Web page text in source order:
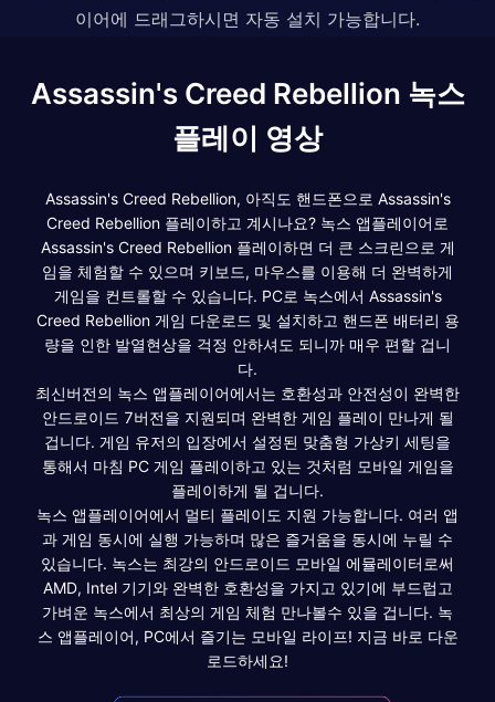
이어에 드래그하시면 자동 설치 가능합니다.
Assassin's Creed Rebellion 녹스
플레이 영상
Assassin's Creed Rebellion, 아직도 핸드폰으로 Assassin's
Creed Rebellion 플레이하고 계시나요? 녹스 앱플레이어로
Assassin's Creed Rebellion 플레이하면 더 큰 스크린으로 게
임을 체험할 수 있으며 키보드, 마우스를 이용해 더 완벽하게
게임을 컨트롤할 수 있습니다. PC로 녹스에서 Assassin's
Creed Rebellion 게임 다운로드 및 설치하고 핸드폰 배터리 용
량을 인한 발열현상을 걱정 안하셔도 되니까 매우 편할 겁니
다.
최신버전의 녹스 앱플레이어에서는 호환성과 안전성이 완벽한
안드로이드 7버전을 지원되며 완벽한 게임 플레이 만나게 될
겁니다. 게임 유저의 입장에서 설정된 맞춤형 가상키 세팅을
통해서 마침 PC 게임 플레이하고 있는 것처럼 모바일 게임을
플레이하게 될 겁니다.
녹스 앱플레이어에서 멀티 플레이도 지원 가능합니다. 여러 앱
과 게임 동시에 실행 가능하며 많은 즐거움을 동시에 누릴 수
있습니다. 녹스는 최강의 안드로이드 모바일 에뮬레이터로써
AMD, Intel 기기와 완벽한 호환성을 가지고 있기에 부드럽고
가벼운 녹스에서 최상의 게임 체험 만나볼수 있을 겁니다. 녹
스 앱플레이어, PC에서 즐기는 모바일 라이프! 지금 바로 다운
로드하세요!